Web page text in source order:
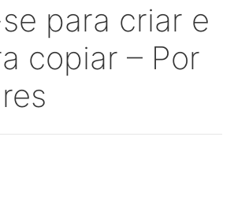
para criar e
copiar – Por